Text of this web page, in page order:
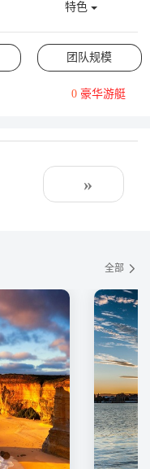
特色
团队规模
0 豪华游艇
»
全部